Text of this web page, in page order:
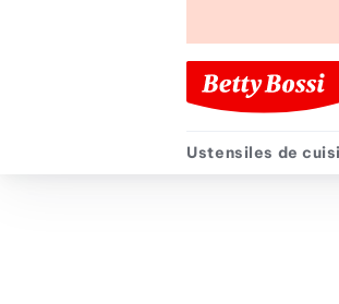
Menu
Ustensiles de